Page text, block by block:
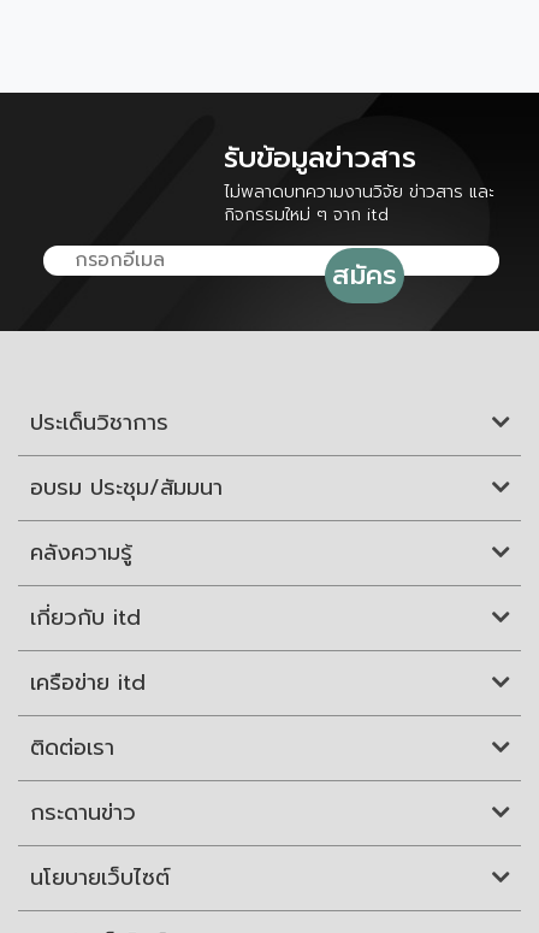
รับข้อมูลข่าวสาร
ไม่พลาดบทความงานวิจัย ข่าวสาร และ
กิจกรรมใหม่ ๆ จาก itd
ประเด็นวิชาการ
อบรม ประชุม/สัมมนา
คลังความรู้
เกี่ยวกับ itd
เครือข่าย itd
ติดต่อเรา
กระดานข่าว
นโยบายเว็บไซต์